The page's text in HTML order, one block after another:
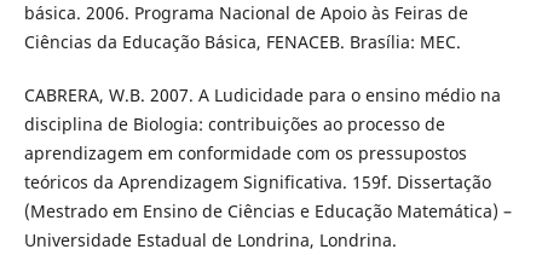
básica. 2006. Programa Nacional de Apoio às Feiras de
Ciências da Educação Básica, FENACEB. Brasília: MEC.
CABRERA, W.B. 2007. A Ludicidade para o ensino médio na
disciplina de Biologia: contribuições ao processo de
aprendizagem em conformidade com os pressupostos
teóricos da Aprendizagem Significativa. 159f. Dissertação
(Mestrado em Ensino de Ciências e Educação Matemática) –
Universidade Estadual de Londrina, Londrina.